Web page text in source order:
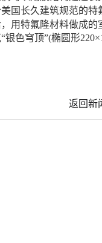
国长久建筑规范的特
用特氟隆材料做成的
色穹顶”(椭圆形
返回新